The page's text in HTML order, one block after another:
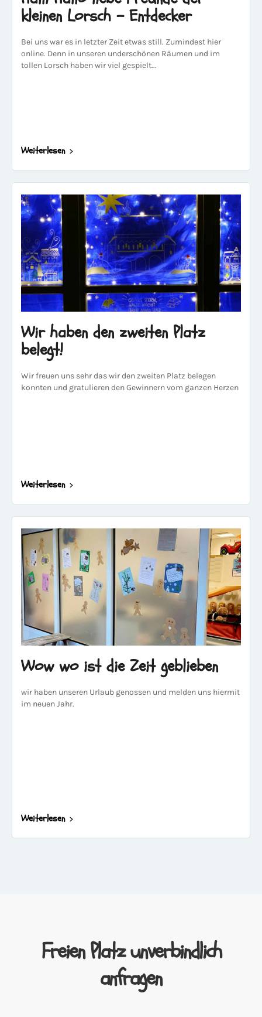
kleinen Lorsch - Entdecker
Bei uns war es in letzter Zeit etwas still. Zumindest hier
online. Denn in unseren underschönen Räumen und im
tollen Lorsch haben wir viel gespielt...
Weiterlesen
Wir haben den zweiten Platz
belegt!
Wir freuen uns sehr das wir den zweiten Platz belegen
konnten und gratulieren den Gewinnern vom ganzen Herzen
Weiterlesen
Wow wo ist die Zeit geblieben
wir haben unseren Urlaub genossen und melden uns hiermit
im neuen Jahr.
Weiterlesen
Freien Platz unverbindlich
anfragen